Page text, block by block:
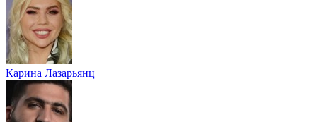
Карина Лазарьянц